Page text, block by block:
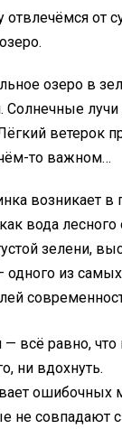
отвлечёмся от
озеро в
лучи
ветерок
то важном…
возникает в
вода лесного
зелени,
одного из
всё равно, что
ни вдохнуть.
ошибочных
не совпадают